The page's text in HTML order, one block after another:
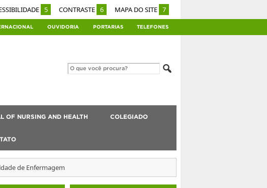
5 CONTRASTE 6 MAPA DO SITE 7
OUVIDORIA PORTARIAS TELEFONES
OF NURSING AND HEALTH COLEGIADO
de Enfermagem